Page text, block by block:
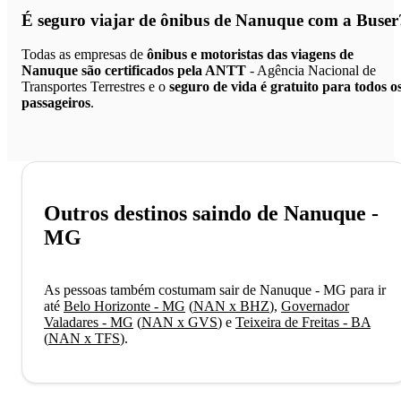
É seguro viajar de ônibus de Nanuque com a
Todas as empresas de ônibus e motoristas das viagens de
Nanuque são certificados pela ANTT - Agência Nacional de
Transportes Terrestres e o seguro de vida é gratuito para todos
passageiros.
Outros destinos saindo de Nanuque -
MG
As pessoas também costumam sair de Nanuque - MG para ir
até Belo Horizonte - MG (NAN x BHZ), Governador
Valadares - MG (NAN x GVS) e Teixeira de Freitas - BA
(NAN x TFS).